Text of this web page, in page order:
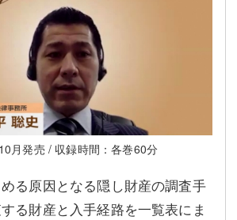
月発売 / 収録時間：各巻60分
る原因となる隠し財産の調査手
る財産と入手経路を一覧表にま